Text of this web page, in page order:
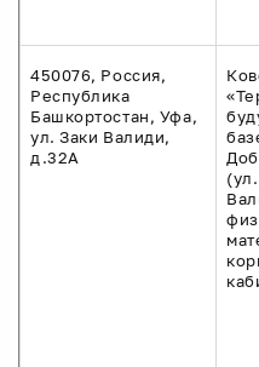
450076, Россия,
Республика
Башкортостан, Уфа,
ул. Заки Валиди,
д.32А